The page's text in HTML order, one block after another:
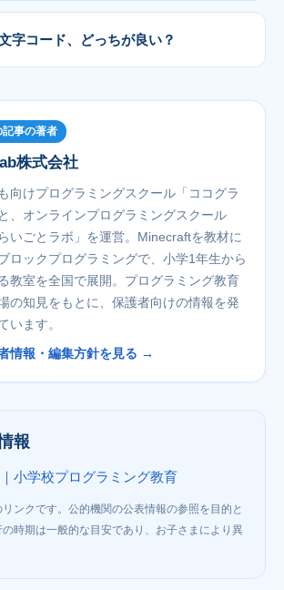
字コード、どっちが良い？
記事の著者
株式会社
向けプログラミングスクール「ココグラ
、オンラインプログラミングスクール
らいごとラボ」を運営。Minecraftを教材に
ロックプログラミングで、小学1年生から
教室を全国で展開。プログラミング教育
の知見をもとに、保護者向けの情報を発
います。
情報・編集方針を見る →
報
小学校プログラミング教育
ンクです。公的機関の公表情報の参照を目的と
の時期は一般的な目安であり、お子さまにより異